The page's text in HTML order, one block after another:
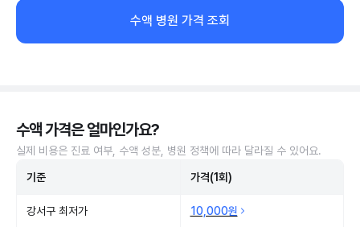
수액 병원 가격 조회
수액 가격은 얼마인가요?
실제 비용은 진료 여부, 수액 성분, 병원 정책에 따라 달라질 수 있어요.
기준 가격(1회)
강서구 최저가 10,000원